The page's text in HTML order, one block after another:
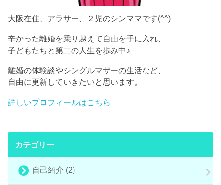
大阪在住、アラサー、２児のシンママです(^^)
辛かった離婚を乗り越えて自由を手に入れ、
子どもたちと第二の人生を歩み中♪
離婚の体験談やシングルマザーの生活など、
自由に更新していきたいと思います。
詳しいプロフィールはこちら
カテゴリー
自己紹介 (2)